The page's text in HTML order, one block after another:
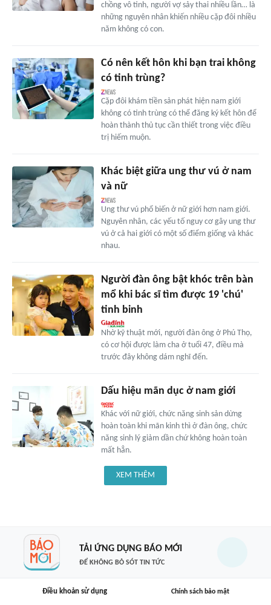
chồng vô tinh, người vợ sảy thai nhiều lần… là
những nguyên nhân khiến nhiều cặp đôi nhiều
năm không có con.
Có nên kết hôn khi bạn trai không
có tinh trùng?
Cặp đôi khám tiền sản phát hiện nam giới
không có tinh trùng có thể đăng ký kết hôn để
hoàn thành thủ tục cần thiết trong việc điều
trị hiếm muộn.
Khác biệt giữa ung thư vú ở nam
và nữ
Ung thư vú phổ biến ở nữ giới hơn nam giới.
Nguyên nhân, các yếu tố nguy cơ gây ung thư
vú ở cả hai giới có một số điểm giống và khác
nhau.
Người đàn ông bật khóc trên bàn
mổ khi bác sĩ tìm được 19 'chú'
tinh binh
Nhờ kỹ thuật mới, người đàn ông ở Phú Thọ,
có cơ hội được làm cha ở tuổi 47, điều mà
trước đây không dám nghĩ đến.
Dấu hiệu mãn dục ở nam giới
Khác với nữ giới, chức năng sinh sản dừng
hoàn toàn khi mãn kinh thì ở đàn ông, chức
năng sinh lý giảm dần chứ không hoàn toàn
mất hẳn.
XEM THÊM
TẢI ỨNG DỤNG BÁO MỚI
ĐỂ KHÔNG BỎ SÓT TIN TỨC
Điều khoản sử dụng Chính sách bảo mật